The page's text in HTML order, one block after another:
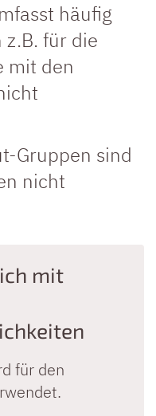
häufig
z.B. für die
mit den
Gruppen sind
nicht
mit
für den